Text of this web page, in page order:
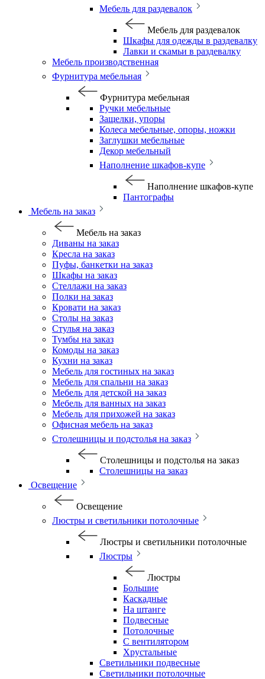
Мебель для раздевалок
Мебель для раздевалок
Шкафы для одежды в раздевалку
Лавки и скамьи в раздевалку
Мебель производственная
Фурнитура мебельная
Фурнитура мебельная
Ручки мебельные
Защелки, упоры
Колеса мебельные, опоры, ножки
Заглушки мебельные
Декор мебельный
Наполнение шкафов-купе
Наполнение шкафов-купе
Пантографы
Мебель на заказ
Мебель на заказ
Диваны на заказ
Кресла на заказ
Пуфы, банкетки на заказ
Шкафы на заказ
Стеллажи на заказ
Полки на заказ
Кровати на заказ
Столы на заказ
Стулья на заказ
Тумбы на заказ
Комоды на заказ
Кухни на заказ
Мебель для гостиных на заказ
Мебель для спальни на заказ
Мебель для детской на заказ
Мебель для ванных на заказ
Мебель для прихожей на заказ
Офисная мебель на заказ
Столешницы и подстолья на заказ
Столешницы и подстолья на заказ
Столешницы на заказ
Освещение
Освещение
Люстры и светильники потолочные
Люстры и светильники потолочные
Люстры
Люстры
Большие
Каскадные
На штанге
Подвесные
Потолочные
С вентилятором
Хрустальные
Светильники подвесные
Светильники потолочные